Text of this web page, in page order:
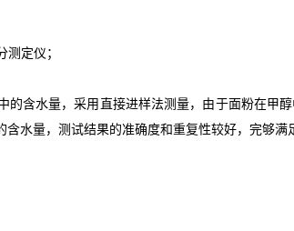
定仪；
的含水量，采用直接进样法测量，由于面粉在
水量，测试结果的准确度和重复性较好，完够满